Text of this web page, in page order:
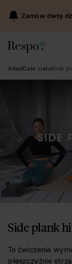
Zamów dietę
Atlas Całe ciało Side
Side plank
To ćwiczenie
płaszczyźnie